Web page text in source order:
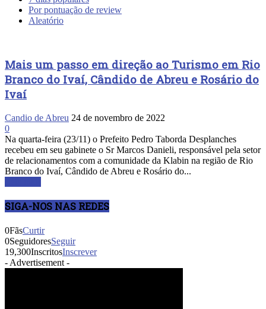
Por pontuação de review
Aleatório
Mais um passo em direção ao Turismo em Rio
Branco do Ivaí, Cândido de Abreu e Rosário do
Ivaí
Candio de Abreu 24 de novembro de 2022
0
Na quarta-feira (23/11) o Prefeito Pedro Taborda Desplanches
recebeu em seu gabinete o Sr Marcos Danieli, responsável pela setor
de relacionamentos com a comunidade da Klabin na região de Rio
Branco do Ivaí, Cândido de Abreu e Rosário do...
SIGA-NOS NAS REDES
0FãsCurtir
0SeguidoresSeguir
19,300InscritosInscrever
- Advertisement -